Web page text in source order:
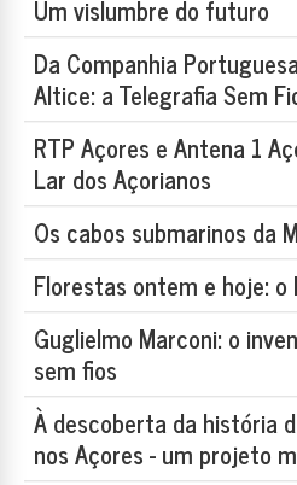
Um vislumbre do futuro
Da Companhia
Altice: a Telegrafia Sem
RTP Açores e Antena 1
Lar dos Açorianos
Os cabos submarinos da
Florestas ontem e hoje: o
Guglielmo Marconi: o
sem fios
À descoberta da história
nos Açores - um projeto